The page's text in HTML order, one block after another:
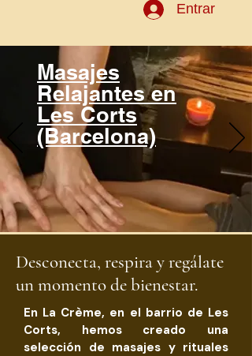
Entrar
Masajes
Relajantes en
Les Corts
(Barcelona)
Desconecta, respira y regálate
un momento de bienestar.
En La Crème, en el barrio de Les
Corts, hemos creado una
selección de masajes y rituales